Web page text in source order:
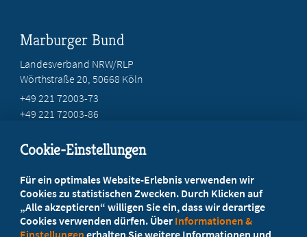
Marburger Bund
Landesverband NRW/RLP
Wörthstraße 20, 50668 Köln
+49 221 72003-73
+49 221 72003-86
Ihr Landesverband berät Sie!
Ansprechpartner
Cookie-Einstellungen
Für ein optimales Website-Erlebnis verwenden wir
Cookies zu statistischen Zwecken. Durch Klicken auf
„Alle akzeptieren“ willigen Sie ein, dass wir derartige
Cookies verwenden dürfen. Über Informationen &
Einstellungen erhalten Sie weitere Informationen und